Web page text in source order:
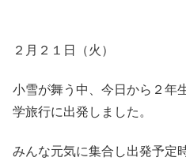
２月２１日（火）
小雪が舞う中、今日から２年
学旅行に出発しました。
みんな元気に集合し出発予定